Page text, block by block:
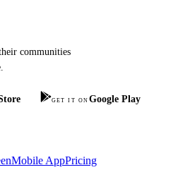
communities
GET IT ON Google Play
Mobile AppPricing